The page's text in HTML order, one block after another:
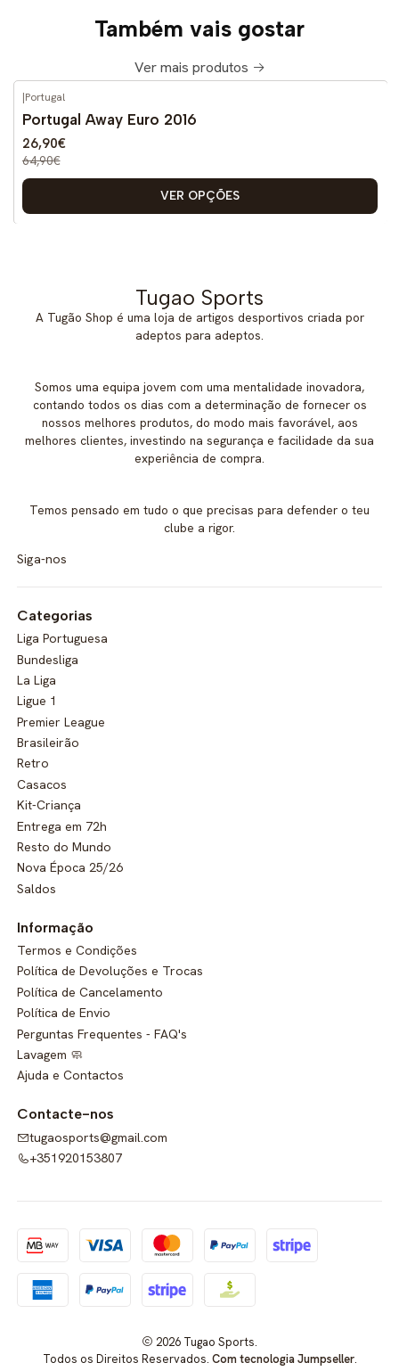
Também vais gostar
Ver mais produtos
-59% DESCONTO
|Portugal
Portugal Away Euro 2016
26,90€
64,90€
VER OPÇÕES
Tugao Sports
A Tugão Shop é uma loja de artigos desportivos criada por
adeptos para adeptos.
Somos uma equipa jovem com uma mentalidade inovadora,
contando todos os dias com a determinação de fornecer os
nossos melhores produtos, do modo mais favorável, aos
melhores clientes, investindo na segurança e facilidade da sua
experiência de compra.
Temos pensado em tudo o que precisas para defender o teu
clube a rigor.
Siga-nos
Categorias
Liga Portuguesa
Bundesliga
La Liga
Ligue 1
Premier League
Brasileirão
Retro
Casacos
Kit-Criança
Entrega em 72h
Resto do Mundo
Nova Época 25/26
Saldos
Informação
Termos e Condições
Política de Devoluções e Trocas
Política de Cancelamento
Política de Envio
Perguntas Frequentes - FAQ's
Lavagem 🧼
Ajuda e Contactos
Contacte-nos
tugaosports@gmail.com
+351920153807
2026 Tugao Sports.
Todos os Direitos Reservados. Com tecnologia Jumpseller.